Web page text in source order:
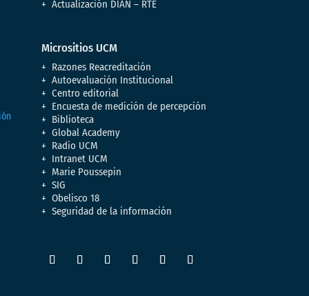
Actualización DIAN – RTE
Micrositios UCM
Razones Reacreditación
Autoevaluación Institucional
Centro editorial
Encuesta de medición de percepción
Biblioteca
Global Academy
Radio UCM
Intranet UCM
Marie Poussepin
SIG
Obelisco 18
Seguridad de la información